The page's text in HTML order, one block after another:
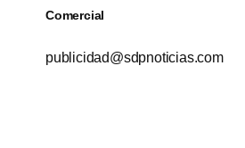
Comercial
publicidad@sdpnoticias.com